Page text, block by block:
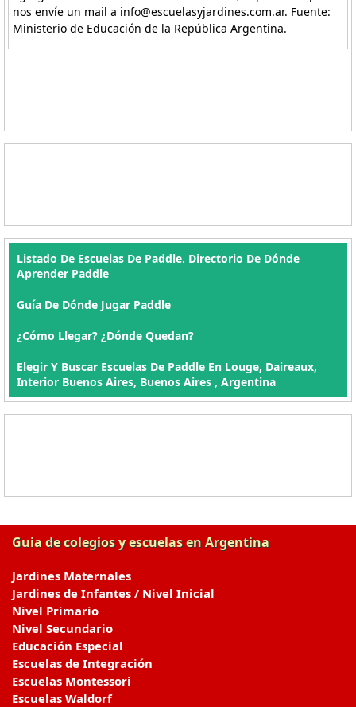
nos envíe un mail a info@escuelasyjardines.com.ar. Fuente:
Ministerio de Educación de la República Argentina.
Listado De Escuelas De Paddle. Directorio De Dónde
Aprender Paddle
Guía De Dónde Jugar Paddle
¿Cómo Llegar? ¿Dónde Quedan?
Elegir Y Buscar Escuelas De Paddle En Louge, Daireaux,
Interior Buenos Aires, Buenos Aires , Argentina
Guia de colegios y escuelas en Argentina
Jardines Maternales
Jardines de Infantes / Nivel Inicial
Nivel Primario
Nivel Secundario
Educación Especial
Escuelas de Integración
Escuelas Montessori
Escuelas Waldorf